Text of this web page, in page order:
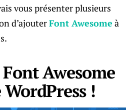
vous présenter plusieurs
d’ajouterFont Awesome à
Awesome
!